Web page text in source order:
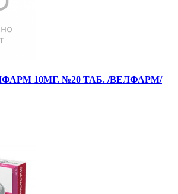
10МГ. №20 ТАБ. /ВЕЛФАРМ/